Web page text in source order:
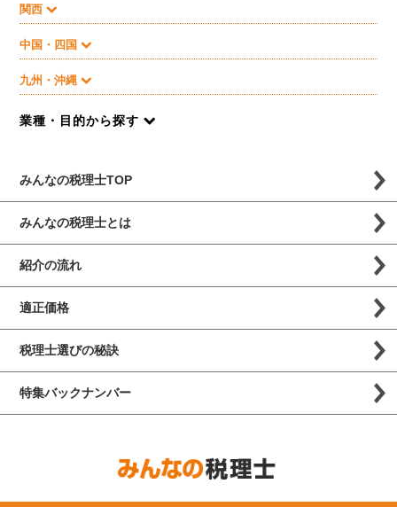
関西
中国・四国
九州・沖縄
業種・目的から探す
みんなの税理士TOP
みんなの税理士とは
紹介の流れ
適正価格
税理士選びの秘訣
特集バックナンバー